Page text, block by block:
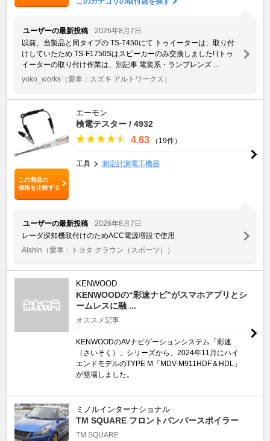
ユーザーの最新投稿
2026年8月7日
以前、当製品と同タイプの TS-T450にて トゥイーターは、取り付
けしていたため TS-F1750Sはスピーカーのみ交換しました! (トゥ
イーターの取り付け作業は、別記事 電装系・ランプレンズ ...
yoko_works （愛車：スズキ アルトワークス）
この商品の
価格を比較する
エーモン
検電テスター / 4932
4.63 （19件）
工具 測定計測電工機器
ユーザーの最新投稿
2026年8月7日
レーダ探知機取付けのためACC電源増設で使用
Aishin （愛車：トヨタ クラウン（スポーツ））
KENWOOD
KENWOODの“彩速ナビ”がスマホアプリとシ
ームレスに融 ...
オススメ記事
KENWOODのAVナビゲーションシステム「彩速
（さいそく）」シリーズから、2024年11月にハイ
エンドモデルのTYPE M「MDV-M911HDF＆HDL」
が登場しました。
ミノルインターナショナル
TM SQUARE フロントバンパースポイラー
TM SQUARE